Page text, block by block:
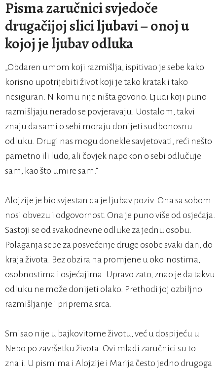
Pisma zaručnici svjedoče
drugačijoj slici ljubavi – onoj u
kojoj je ljubav odluka
„Obdaren umom koji razmišlja, ispitivao je sebe kako
korisno upotrijebiti život koji je tako kratak i tako
nesiguran. Nikomu nije ništa govorio. Ljudi koji puno
razmišljaju nerado se povjeravaju. Uostalom, takvi
znaju da sami o sebi moraju donijeti sudbonosnu
odluku. Drugi nas mogu donekle savjetovati, reći nešto
pametno ili ludo, ali čovjek napokon o sebi odlučuje
sam, kao što umire sam.“
Alojzije je bio svjestan da je ljubav poziv. Ona sa sobom
nosi obvezu i odgovornost. Ona je puno više od osjećaja.
Sastoji se od svakodnevne odluke za jednu osobu.
Polaganja sebe za posvećenje druge osobe svaki dan, do
kraja života. Bez obzira na promjene u okolnostima,
osobnostima i osjećajima. Upravo zato, znao je da takvu
odluku ne može donijeti olako. Prethodi joj ozbiljno
razmišljanje i priprema srca.
Smisao nije u bajkovitome životu, već u dospijeću u
Nebo po završetku života. Ovi mladi zaručnici su to
znali. U pismima i Alojzije i Marija često jedno drugoga